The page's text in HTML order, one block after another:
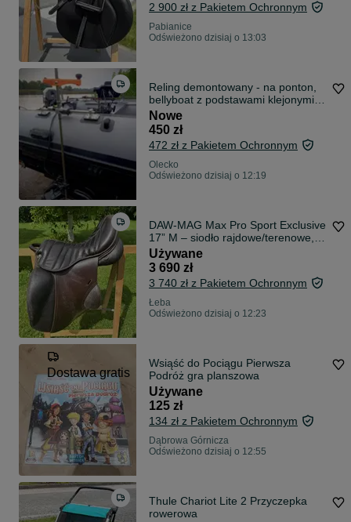
2 900 zł z Pakietem Ochronnym
Pabianice
Odświeżono dzisiaj o 13:03
Reling demontowany - na ponton,
bellyboat z podstawami klejonymi
do sztycy lub akcesoriów
Nowe
450 zł
472 zł z Pakietem Ochronnym
Olecko
Odświeżono dzisiaj o 12:19
DAW-MAG Max Pro Sport Exclusive
17” M – siodło rajdowe/terenowe,
bardzo dobry stan
Używane
3 690 zł
3 740 zł z Pakietem Ochronnym
Łeba
Odświeżono dzisiaj o 12:23
Dostawa gratis
Wsiąść do Pociągu Pierwsza
Podróż gra planszowa
Używane
125 zł
134 zł z Pakietem Ochronnym
Dąbrowa Górnicza
Odświeżono dzisiaj o 12:55
Thule Chariot Lite 2 Przyczepka
rowerowa